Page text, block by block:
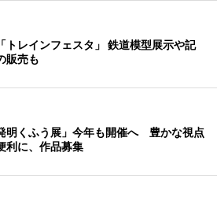
トレインフェスタ」 鉄道模型展示や記
販売も
明くふう展」今年も開催へ 豊かな視点
利に、作品募集